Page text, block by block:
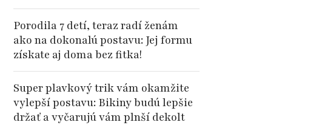
Porodila 7 detí, teraz radí ženám
ako na dokonalú postavu: Jej formu
získate aj doma bez fitka!
Super plavkový trik vám okamžite
vylepší postavu: Bikiny budú lepšie
držať a vyčarujú vám plnší dekolt